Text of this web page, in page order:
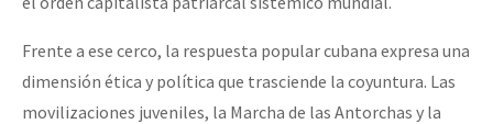
Frente a ese cerco, la respuesta popular cubana expresa una
dimensión ética y política que trasciende la coyuntura. Las
movilizaciones juveniles, la Marcha de las Antorchas y la